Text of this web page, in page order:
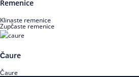
Remenice
Klinaste remenice
Zupčaste remenice
Čaure
Čaure